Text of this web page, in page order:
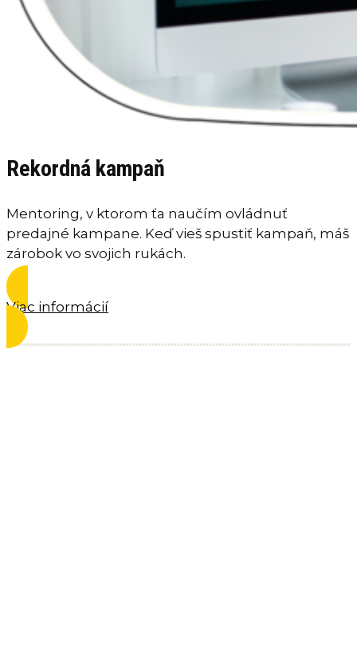
Rekordná kampaň
Mentoring, v ktorom ťa naučím ovládnuť
predajné kampane. Keď vieš spustiť kampaň, máš
zárobok vo svojich rukách.
Viac informácií